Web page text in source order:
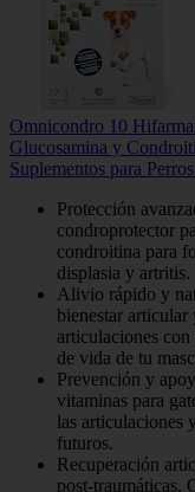
Omnicondro 10
Glucosamina y
Suplementos para
Protección
condroprotector
condroitina para
displasia y artritis.
Alivio rápido y
bienestar articular
articulaciones
de vida de tu
Prevención y
vitaminas para
las articulaciones
futuros.
Recuperación
post-traumáticas,